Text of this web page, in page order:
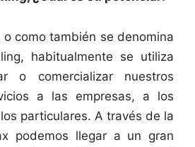
o como también se denomina
habitualmente se utiliza
o comercializar nuestros
a las empresas, a los
particulares. A través de la
podemos llegar a un gran